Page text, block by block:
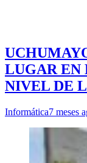
LUGAR EN
NIVEL DE
Informática7 meses